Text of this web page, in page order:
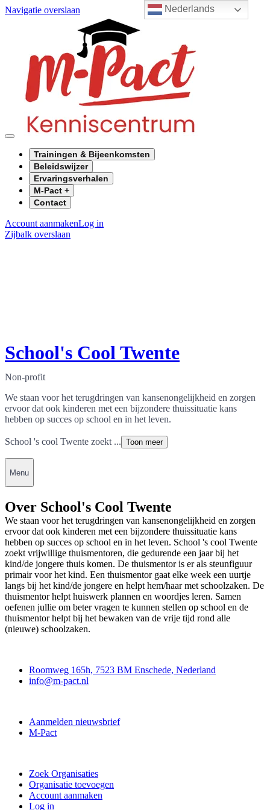
Nederlands
Navigatie overslaan
Trainingen & Bijeenkomsten
Beleidswijzer
Ervaringsverhalen
M-Pact +
Contact
Account aanmakenLog in
Zijbalk overslaan
School's Cool Twente
Non-profit
We staan voor het terugdringen van kansenongelijkheid en zorgen
ervoor dat ook kinderen met een bijzondere thuissituatie kans
hebben op succes op school en in het leven.
School 's cool Twente zoekt ... Toon meer
Menu
Over School's Cool Twente
We staan voor het terugdringen van kansenongelijkheid en zorgen
ervoor dat ook kinderen met een bijzondere thuissituatie kans
hebben op succes op school en in het leven. School 's cool Twente
zoekt vrijwillige thuismentoren, die gedurende een jaar bij het
kind/de jongere thuis komen. De thuismentor is er als steunfiguur
primair voor het kind. Een thuismentor gaat elke week een uurtje
langs bij het kind/de jongere en helpt hem/haar met schoolzaken. De
thuismentor helpt huiswerk plannen en woordjes leren. Samen
oefenen jullie om beter vragen te kunnen stellen op school en de
thuismentor helpt bij het bewaken van de vrije tijd rond alle
(nieuwe) schoolzaken.
Roomweg 165h, 7523 BM Enschede, Nederland
info@m-pact.nl
Aanmelden nieuwsbrief
M-Pact
Zoek Organisaties
Organisatie toevoegen
Account aanmaken
Log in